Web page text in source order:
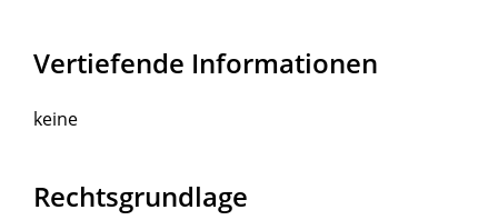
Vertiefende Informationen
keine
Rechtsgrundlage